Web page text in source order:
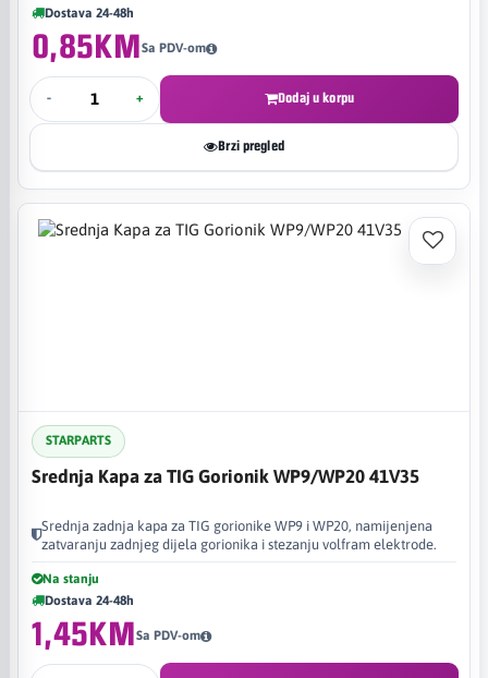
Dostava 24-48h
0,85KMSa PDV-om
- + Dodaj u korpu
Brzi pregled
STARPARTS
Srednja Kapa za TIG Gorionik WP9/WP20 41V35
Srednja zadnja kapa za TIG gorionike WP9 i WP20, namijenjena
zatvaranju zadnjeg dijela gorionika i stezanju volfram elektrode.
Na stanju
Dostava 24-48h
1,45KMSa PDV-om